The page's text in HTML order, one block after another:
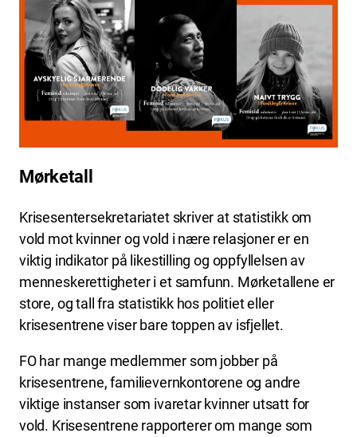
Mørketall
Krisesentersekretariatet skriver at statistikk om
vold mot kvinner og vold i nære relasjoner er en
viktig indikator på likestilling og oppfyllelsen av
menneskerettigheter i et samfunn. Mørketallene er
store, og tall fra statistikk hos politiet eller
krisesentrene viser bare toppen av isfjellet.
FO har mange medlemmer som jobber på
krisesentrene, familievernkontorene og andre
viktige instanser som ivaretar kvinner utsatt for
vold. Krisesentrene rapporterer om mange som